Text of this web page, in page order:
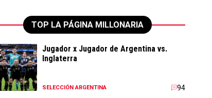
TOP LA PÁGINA MILLONARIA
Jugador x Jugador de Argentina vs.
Inglaterra
SELECCIÓN ARGENTINA 94